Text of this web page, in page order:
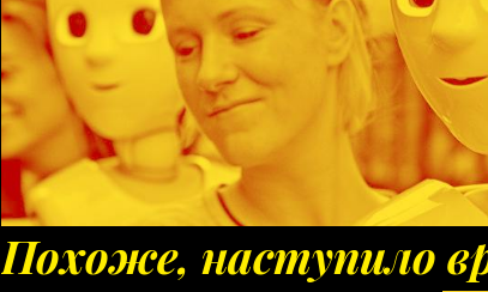
Похоже, наступило